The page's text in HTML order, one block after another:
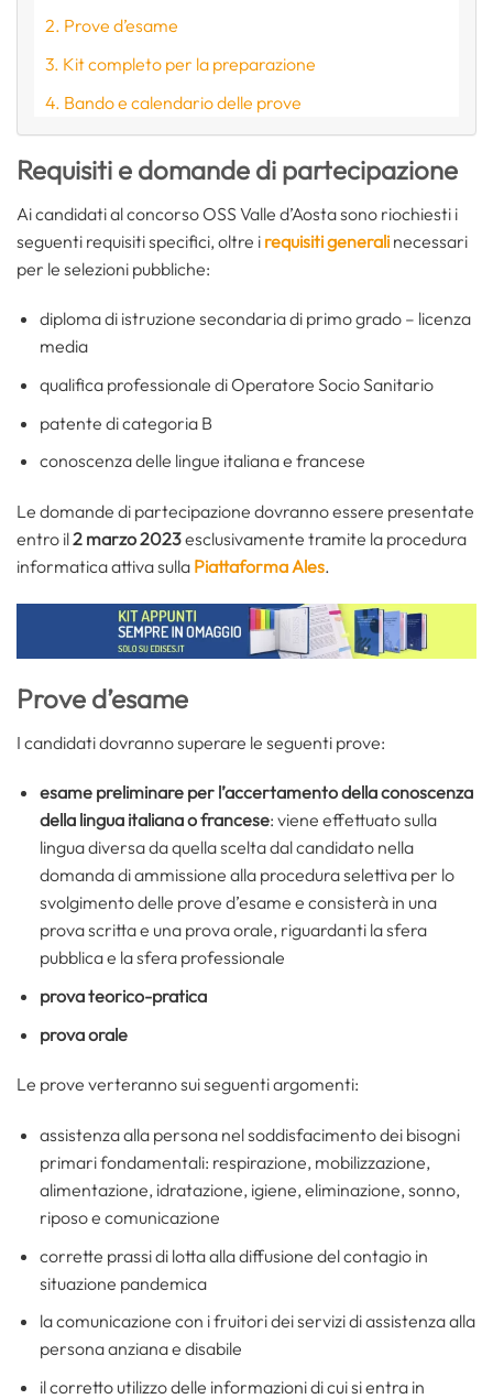
Prove d’esame
Kit completo per la preparazione
Bando e calendario delle prove
Requisiti e domande di partecipazione
Ai candidati al concorso OSS Valle d’Aosta sono riochiesti i
seguenti requisiti specifici, oltre i requisiti generali necessari
per le selezioni pubbliche:
diploma di istruzione secondaria di primo grado – licenza
media
qualifica professionale di Operatore Socio Sanitario
patente di categoria B
conoscenza delle lingue italiana e francese
Le domande di partecipazione dovranno essere presentate
entro il2 marzo 2023esclusivamente tramite la procedura
informatica attiva sulla Piattaforma Ales.
Prove d’esame
I candidati dovranno superare le seguenti prove:
esame preliminare per l’accertamento della conoscenza
della lingua italiana o francese: viene effettuato sulla
lingua diversa da quella scelta dal candidato nella
domanda di ammissione alla procedura selettiva per lo
svolgimento delle prove d’esame e consisterà in una
prova scritta e una prova orale, riguardanti la sfera
pubblica e la sfera professionale
prova teorico-pratica
prova orale
Le prove verteranno sui seguenti argomenti:
assistenza alla persona nel soddisfacimento dei bisogni
primari fondamentali: respirazione, mobilizzazione,
alimentazione, idratazione, igiene, eliminazione, sonno,
riposo e comunicazione
corrette prassi di lotta alla diffusione del contagio in
situazione pandemica
la comunicazione con i fruitori dei servizi di assistenza alla
persona anziana e disabile
il corretto utilizzo delle informazioni di cui si entra in